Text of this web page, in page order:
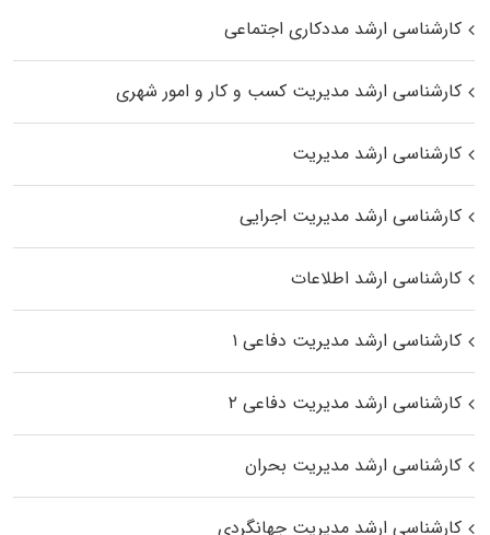
کارشناسی ارشد مددکاری اجتماعی
کارشناسی ارشد مدیریت کسب و کار و امور شهری
کارشناسی ارشد مدیریت
کارشناسی ارشد مدیریت اجرایی
کارشناسی ارشد اطلاعات
کارشناسی ارشد مدیریت دفاعی ۱
کارشناسی ارشد مدیریت دفاعی ۲
کارشناسی ارشد مدیریت بحران
کارشناسی ارشد مدیریت جهانگردی